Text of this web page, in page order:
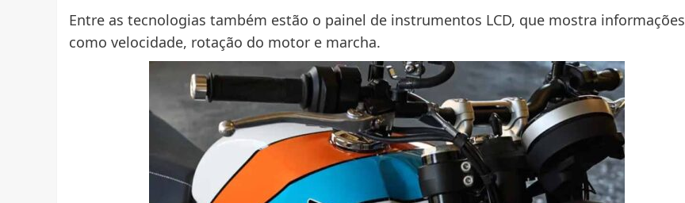
Entre as tecnologias também estão o painel de instrumentos LCD, que mostra informações
como velocidade, rotação do motor e marcha.